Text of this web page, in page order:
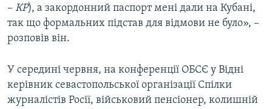
– КР), а закордонний паспорт мені дали на Кубані,
так що формальних підстав для відмови не було», –
розповів він.
У середині червня, на конференції ОБСЄ у Відні
керівник севастопольської організації Спілки
журналістів Росії, військовий пенсіонер, колишній